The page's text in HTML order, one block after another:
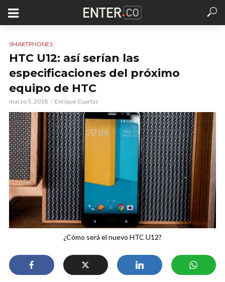
SMARTPHONES
HTC U12: así serían las
especificaciones del próximo
equipo de HTC
marzo 5, 2018 Enrique Cuartas
¿Cómo será el nuevo HTC U12?